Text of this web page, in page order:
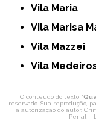
Vila Maria
Vila Marisa
Vila Mazzei
Vila
O conteúdo do texto "
reservado. Sua reprodução,
a autorização do autor.
Penal –